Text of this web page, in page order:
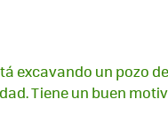
excavando un pozo
Tiene un buen